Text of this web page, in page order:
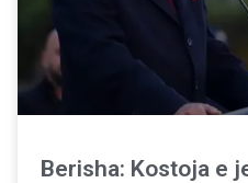
Berisha: Kostoja e